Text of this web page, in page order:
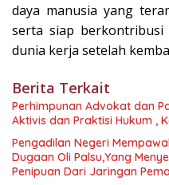
daya manusia yang
serta siap
dunia kerja setelah
Berita Terkait
Perhimpunan Advokat dan Paralegal FAAM Buka Rekrutmen
Aktivis dan Praktisi Hukum ,
Pengadilan Negeri
Dugaan Oli Palsu,Yang
Penipuan Dari Jaringan